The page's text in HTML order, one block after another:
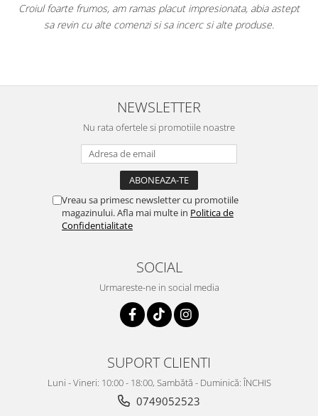
Croiul foarte frumos, am ramas placut impresionata, abia astept
sa revin cu alte comenzi si sa incerc si alte produse.
NEWSLETTER
Nu rata ofertele si promotiile noastre
Vreau sa primesc newsletter cu promotiile
magazinului. Afla mai multe in Politica de
Confidentialitate
SOCIAL
Urmareste-ne in social media
SUPORT CLIENTI
Luni - Vineri: 10:00 - 18:00, Sambătă - Duminică: ÎNCHIS
0749052523